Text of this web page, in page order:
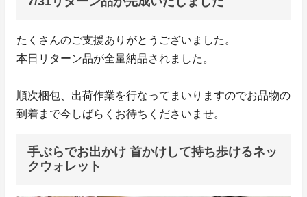
たくさんのご支援ありがとうございました。
本日リターン品が全量納品されました。
順次梱包、出荷作業を行なってまいりますのでお品物の
到着まで今しばらくお待ちくださいませ。
手ぶらでお出かけ 首かけして持ち歩けるネッ
クウォレット